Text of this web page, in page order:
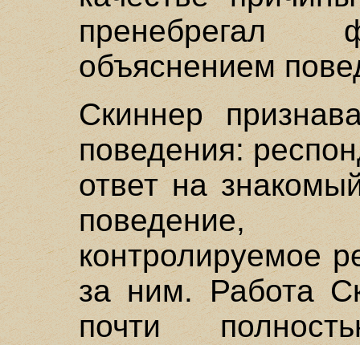
пренебрегал
объяснением
Скиннер
поведения:
ответ на
поведение,
контролируемое
за ним. Работа
почти